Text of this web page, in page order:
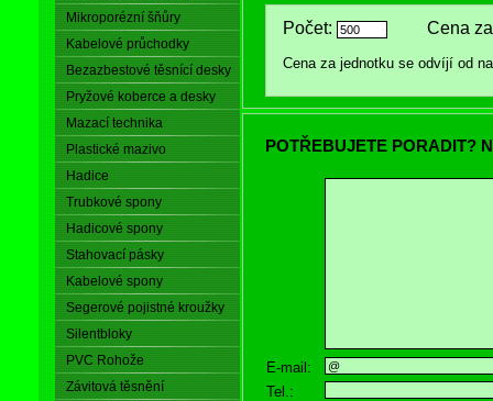
Mikroporézní šňůry
Kabelové průchodky
Bezazbestové těsnící desky
Pryžové koberce a desky
Mazací technika
Plastické mazivo
Hadice
Trubkové spony
Hadicové spony
Stahovací pásky
Kabelové spony
Segerové pojistné kroužky
Silentbloky
PVC Rohože
Závitová těsnění
Počet: Cena za
Cena za jednotku se odvíjí od
POTŘEBUJETE PORADIT?
E-mail:
Tel.: